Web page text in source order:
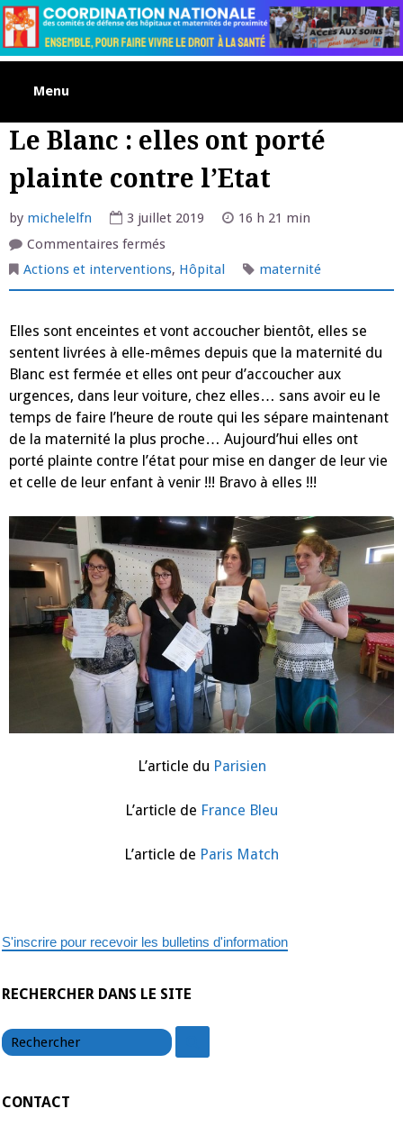
Skip
to
content
Menu
Le Blanc : elles ont porté
plainte contre l’Etat
by michelelfn 3 juillet 2019
16 h 21 min
Commentaires ferméssur
Blanc
elles
plainte
contre
l’Etat
Actions et interventions, Hôpital maternité
Elles sont enceintes et vont accoucher bientôt, elles se
sentent livrées à elle-mêmes depuis que la maternité du
Blanc est fermée et elles ont peur d’accoucher aux
urgences, dans leur voiture, chez elles… sans avoir eu le
temps de faire l’heure de route qui les sépare maintenant
de la maternité la plus proche… Aujourd’hui elles ont
porté plainte contre l’état pour mise en danger de leur vie
et celle de leur enfant à venir !!! Bravo à elles !!!
L’article du Parisien
L’article de France Bleu
L’article de Paris Match
S'inscrire pour recevoir les bulletins d'information
RECHERCHER DANS LE SITE
CONTACT